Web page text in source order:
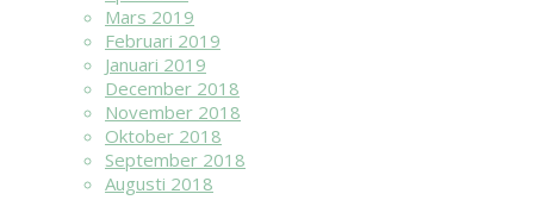
Mars 2019
Februari 2019
Januari 2019
December 2018
November 2018
Oktober 2018
September 2018
Augusti 2018